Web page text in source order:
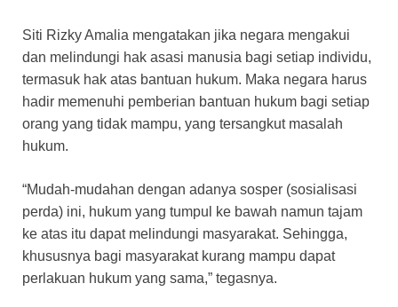
Siti Rizky Amalia mengatakan jika negara mengakui
dan melindungi hak asasi manusia bagi setiap individu,
termasuk hak atas bantuan hukum. Maka negara harus
hadir memenuhi pemberian bantuan hukum bagi setiap
orang yang tidak mampu, yang tersangkut masalah
hukum.
“Mudah-mudahan dengan adanya sosper (sosialisasi
perda) ini, hukum yang tumpul ke bawah namun tajam
ke atas itu dapat melindungi masyarakat. Sehingga,
khususnya bagi masyarakat kurang mampu dapat
perlakuan hukum yang sama,” tegasnya.